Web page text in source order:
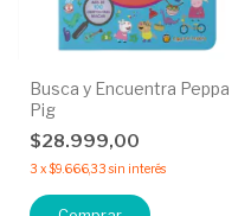
Busca y Encuentra Peppa
Pig
$28.999,00
3 x$9.666,33 sin interés